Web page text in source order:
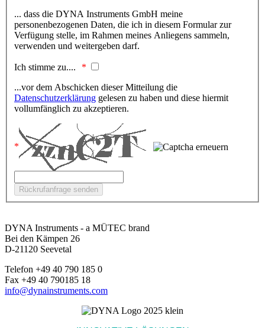
... dass die DYNA Instruments GmbH meine
personenbezogenen Daten, die ich in diesem Formular zur
Verfügung stelle, im Rahmen meines Anliegens sammeln,
verwenden und weitergeben darf.
Ich stimme zu....
...vor dem Abschicken dieser Mitteilung die
Datenschutzerklärung gelesen zu haben und diese hiermit
vollumfänglich zu akzeptieren.
DYNA Instruments - a MÜTEC brand
Bei den Kämpen 26
D-21120 Seevetal
Telefon +49 40 790 185 0
Fax +49 40 790185 18
info@dynainstruments.com